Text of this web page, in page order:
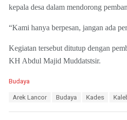
kepala desa dalam mendorong
“Kami hanya berpesan, jangan ada
Kegiatan tersebut ditutup dengan
KH Abdul Majid Muddatstsir.
C
Budaya
Arek Lancor Budaya Kades